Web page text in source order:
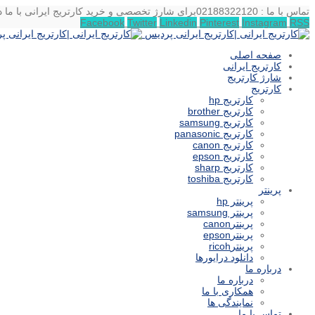
تماس با ما : 02188322120
برای شارژ تخصصی و خرید کارتریج ایرانی با ما
Facebook Twitter Linkedin Pinterest Instagram RSS
صفحه اصلی
کارتریج ایرانی
شارژ کارتریج
کارتریج
کارتریج hp
کارتریج brother
کارتریج samsung
کارتریج panasonic
کارتریج canon
کارتریج epson
کارتریج sharp
کارتریج toshiba
پرینتر
پرینتر hp
پرینتر samsung
پرینترcanon
پرینترepson
پرینترricoh
دانلود درایورها
درباره ما
درباره ما
همکاری با ما
نمایندگی ها